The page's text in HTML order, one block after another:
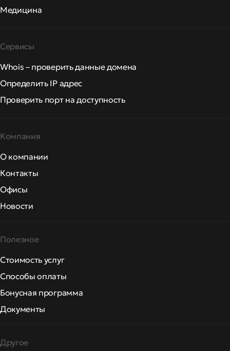
Медицина
Сервисы
Whois – проверить данные домена
Определить IP адрес
Проверить порт на доступность
Компания
О компании
Контакты
Офисы
Новости
Полезное
Стоимость услуг
Способы оплаты
Бонусная программа
Документы
Другое